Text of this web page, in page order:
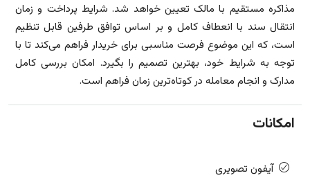
مذاکره مستقیم با مالک تعیین خواهد شد. شرایط پرداخت و زمان
انتقال سند با انعطاف کامل و بر اساس توافق طرفین قابل تنظیم
است، که این موضوع فرصت مناسبی برای خریدار فراهم می‌کند تا با
توجه به شرایط خود، بهترین تصمیم را بگیرد. امکان بررسی کامل
مدارک و انجام معامله در کوتاه‌ترین زمان فراهم است.
امکانات
آیفون تصویری